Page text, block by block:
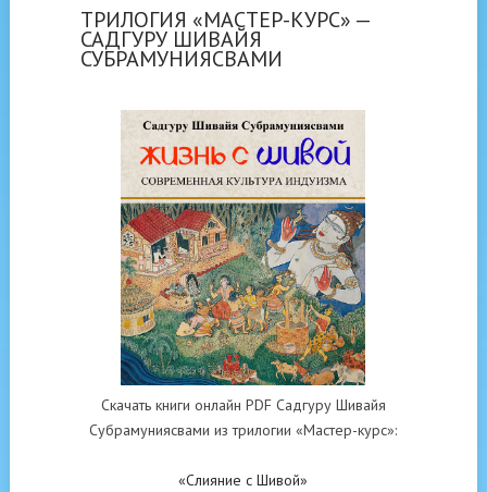
ТРИЛОГИЯ «МАСТЕР-КУРС» —
САДГУРУ ШИВАЙЯ
СУБРАМУНИЯСВАМИ
Скачать книги онлайн PDF Садгуру Шивайя
Субрамуниясвами из трилогии «Мастер-курс»:
«Слияние с Шивой»